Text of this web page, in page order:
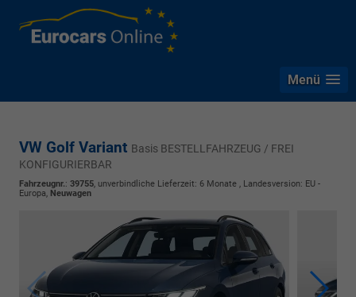
Menü
VW Golf Variant Basis BESTELLFAHRZEUG / FREI
KONFIGURIERBAR
Fahrzeugnr.: 39755, unverbindliche Lieferzeit: 6 Monate , Landesversion: EU -
Europa, Neuwagen